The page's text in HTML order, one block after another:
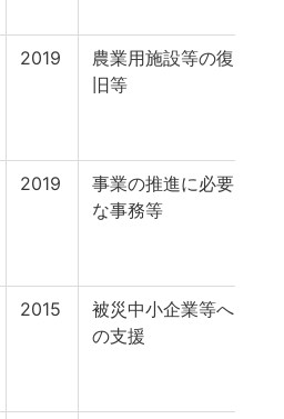
2019
農業用施設等の復
旧等
2019
事業の推進に必要
な事務等
2015
被災中小企業等へ
の支援